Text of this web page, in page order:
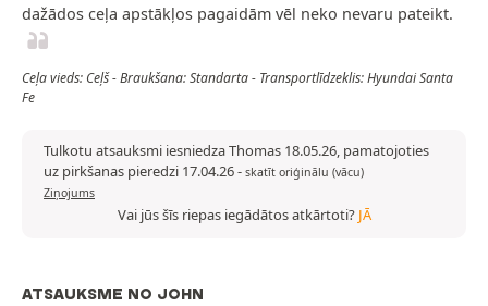
dažādos ceļa apstākļos pagaidām vēl neko nevaru pateikt.
Ceļa vieds: Ceļš - Braukšana: Standarta - Transportlīdzeklis: Hyundai Santa
Fe
Tulkotu atsauksmi iesniedza Thomas 18.05.26, pamatojoties
uz pirkšanas pieredzi 17.04.26- skatīt oriģinālu (vācu)
Ziņojums
Vai jūs šīs riepas iegādātos atkārtoti? JĀ
ATSAUKSME NO JOHN